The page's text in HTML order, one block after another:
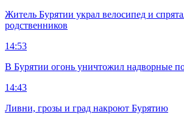
Житель Бурятии украл велосипед и
родственников
14:53
В Бурятии огонь уничтожил надворные
14:43
Ливни, грозы и град накроют Бурятию